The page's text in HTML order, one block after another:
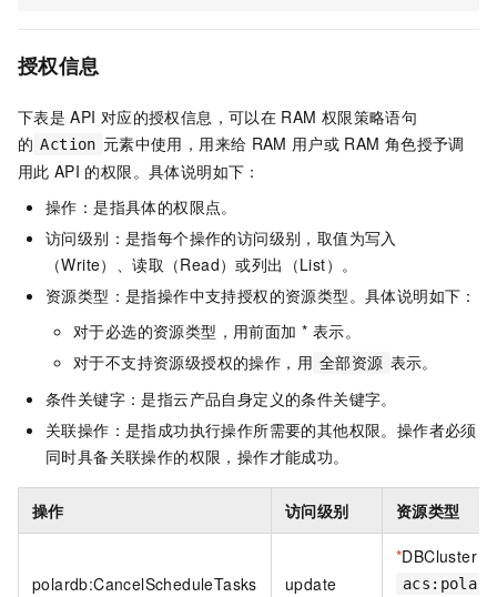
授权信息
下表是 API 对应的授权信息，可以在 RAM 权限策略语句
的 Action 元素中使用，用来给 RAM 用户或 RAM 角色授予调
用此 API 的权限。具体说明如下：
操作：是指具体的权限点。
访问级别：是指每个操作的访问级别，取值为写入
（Write）、读取（Read）或列出（List）。
资源类型：是指操作中支持授权的资源类型。具体说明如下：
对于必选的资源类型，用前面加 * 表示。
对于不支持资源级授权的操作，用 全部资源 表示。
条件关键字：是指云产品自身定义的条件关键字。
关联操作：是指成功执行操作所需要的其他权限。操作者必须
同时具备关联操作的权限，操作才能成功。
操作 访问级别 资源类型
polardb:CancelScheduleTasks update
*DBCluster